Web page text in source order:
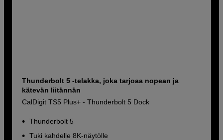
Thunderbolt 5 -telakka, joka tarjoaa nopean ja
kätevän liitännän
CalDigit TS5 Plus+ - Thunderbolt 5 Dock
Thunderbolt 5
Tuki kahdelle 8K-näytölle